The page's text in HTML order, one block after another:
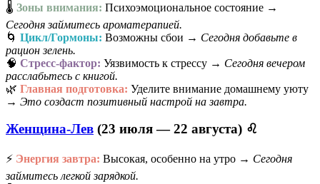
🌡️ Зоны внимания: Психоэмоциональное состояние →
Сегодня займитесь ароматерапией.
🌀 Цикл/Гормоны: Возможны сбои → Сегодня добавьте в
рацион зелень.
🧠 Стресс-фактор: Уязвимость к стрессу → Сегодня вечером
расслабьтесь с книгой.
🌿 Главная подготовка: Уделите внимание домашнему уюту
→ Это создаст позитивный настрой на завтра.
Женщина-Лев (23 июля — 22 августа) ♌
⚡ Энергия завтра: Высокая, особенно на утро → Сегодня
займитесь легкой зарядкой.